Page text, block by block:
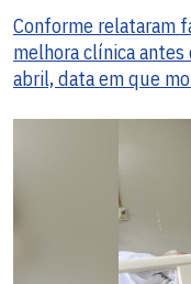
Conforme relataram
melhora clínica
abril, data em que